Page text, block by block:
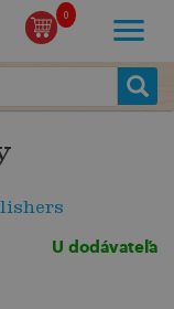
0
U dodávateľa